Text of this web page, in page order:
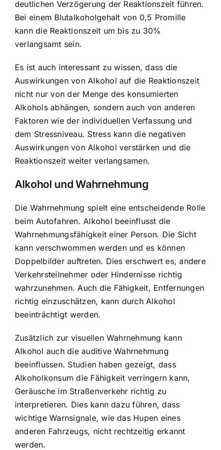
deutlichen Verzögerung der Reaktionszeit führen.
Bei einem Blutalkoholgehalt von 0,5 Promille
kann die Reaktionszeit um bis zu 30%
verlangsamt sein.
Es ist auch interessant zu wissen, dass die
Auswirkungen von Alkohol auf die Reaktionszeit
nicht nur von der Menge des konsumierten
Alkohols abhängen, sondern auch von anderen
Faktoren wie der individuellen Verfassung und
dem Stressniveau. Stress kann die negativen
Auswirkungen von Alkohol verstärken und die
Reaktionszeit weiter verlangsamen.
Alkohol und Wahrnehmung
Die Wahrnehmung spielt eine entscheidende Rolle
beim Autofahren. Alkohol beeinflusst die
Wahrnehmungsfähigkeit einer Person. Die Sicht
kann verschwommen werden und es können
Doppelbilder auftreten. Dies erschwert es, andere
Verkehrsteilnehmer oder Hindernisse richtig
wahrzunehmen. Auch die Fähigkeit, Entfernungen
richtig einzuschätzen, kann durch Alkohol
beeinträchtigt werden.
Zusätzlich zur visuellen Wahrnehmung kann
Alkohol auch die auditive Wahrnehmung
beeinflussen. Studien haben gezeigt, dass
Alkoholkonsum die Fähigkeit verringern kann,
Geräusche im Straßenverkehr richtig zu
interpretieren. Dies kann dazu führen, dass
wichtige Warnsignale, wie das Hupen eines
anderen Fahrzeugs, nicht rechtzeitig erkannt
werden.